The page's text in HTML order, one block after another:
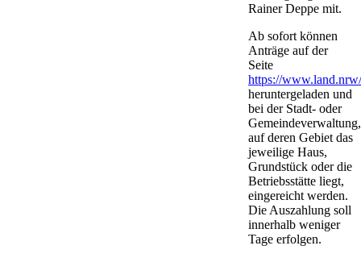
Rainer Deppe mit.
Ab sofort können
Anträge auf der
Seite
https://
heruntergeladen und
bei der Stadt- oder
Gemeindeverwaltung,
auf deren Gebiet das
jeweilige Haus,
Grundstück oder die
Betriebsstätte liegt,
eingereicht werden.
Die Auszahlung soll
innerhalb weniger
Tage erfolgen.